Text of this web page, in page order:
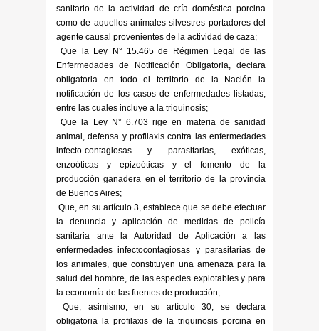
sanitario de la actividad de cría doméstica porcina
como de aquellos animales silvestres portadores del
agente causal provenientes de la actividad de caza;
Que la Ley N° 15.465 de Régimen Legal de las
Enfermedades de Notificación Obligatoria, declara
obligatoria en todo el territorio de la Nación la
notificación de los casos de enfermedades listadas,
entre las cuales incluye a la triquinosis;
Que la Ley N° 6.703 rige en materia de sanidad
animal, defensa y profilaxis contra las enfermedades
infecto-contagiosas y parasitarias, exóticas,
enzoóticas y epizoóticas y el fomento de la
producción ganadera en el territorio de la provincia
de Buenos Aires;
Que, en su artículo 3, establece que se debe efectuar
la denuncia y aplicación de medidas de policía
sanitaria ante la Autoridad de Aplicación a las
enfermedades infectocontagiosas y parasitarias de
los animales, que constituyen una amenaza para la
salud del hombre, de las especies explotables y para
la economía de las fuentes de producción;
Que, asimismo, en su artículo 30, se declara
obligatoria la profilaxis de la triquinosis porcina en